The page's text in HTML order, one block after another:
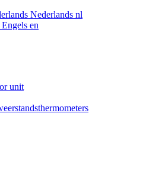
Nederlands nl
Engels en
unit